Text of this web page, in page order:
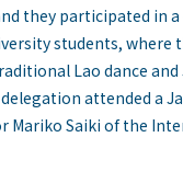
they participated in
students, where
Lao dance
attended a
Mariko Saiki of the